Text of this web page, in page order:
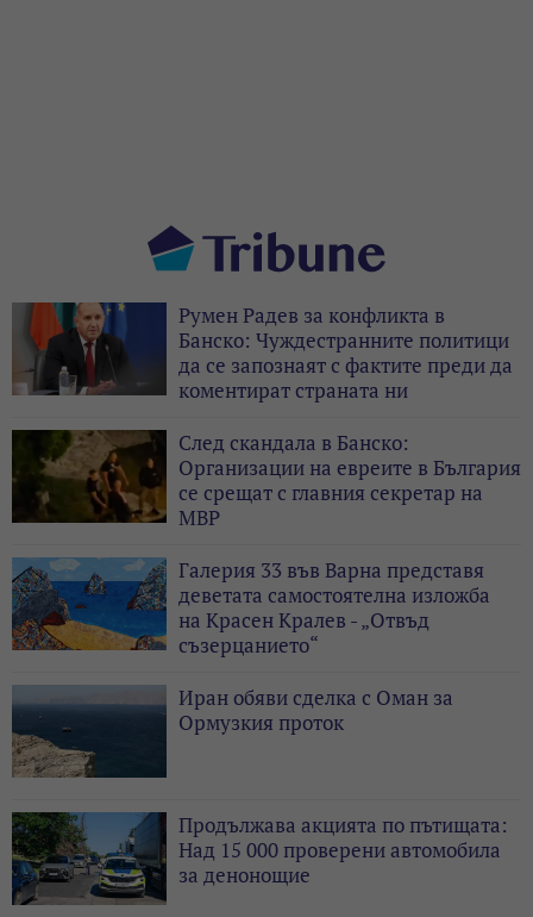
Румен Радев за конфликта в
Банско: Чуждестранните политици
да се запознаят с фактите преди да
коментират страната ни
След скандала в Банско:
Организации на евреите в България
се срещат с главния секретар на
МВР
Галерия 33 във Варна представя
деветата самостоятелна изложба
на Красен Кралев - „Отвъд
съзерцанието“
Иран обяви сделка с Оман за
Ормузкия проток
Продължава акцията по пътищата:
Над 15 000 проверени автомобила
за денонощие